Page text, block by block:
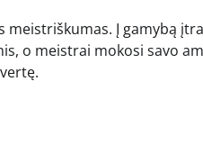
Į gamybą
o meistrai mokosi savo